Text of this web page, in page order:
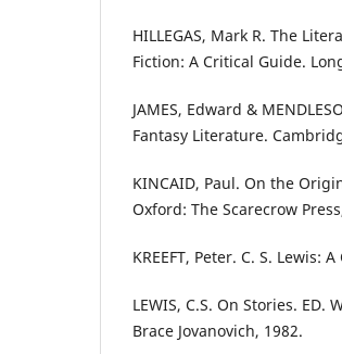
HILLEGAS, Mark R. The
Fiction: A Critical Guide.
JAMES, Edward &
Fantasy Literature.
KINCAID, Paul. On the
Oxford: The Scarecrow
KREEFT, Peter. C. S. Lewis:
LEWIS, C.S. On Stories.
Brace Jovanovich, 1982.